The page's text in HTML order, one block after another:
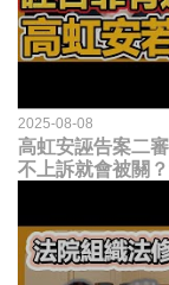
2025-08-08
高虹安誣告案二
不上訴就會被關